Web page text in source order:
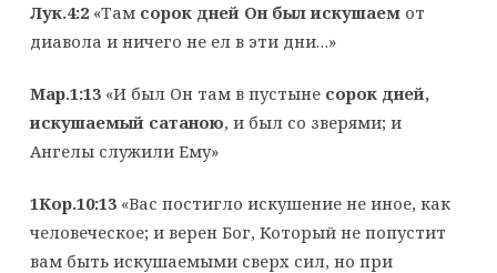
Лук.4:2«Там сорок дней Он был искушаемот
диавола и ничего не ел в эти дни…»
Мар.1:13«И был Он там в пустыне сорок дней,
искушаемый сатаною, и был со зверями; и
Ангелы служили Ему»
1Кор.10:13«Вас постигло искушение не иное, как
человеческое; и верен Бог, Который не попустит
вам быть искушаемыми сверх сил, но при